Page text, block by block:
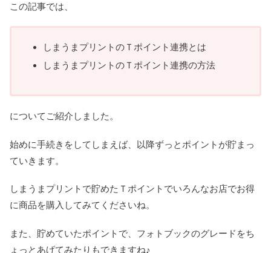
この記事では、
しまうまプリントのＴポイント連携とは
しまうまプリントのＴポイント連携の方法
についてご紹介しました。
始めに手続きをしてしまえば、以降ずっとポイントが貯まっ
ていきます。
しまうまプリントで貯めたＴポイントでいろんなお店でお得
に商品を購入してみてくださいね。
また、貯めていたポイントで、フォトブックのグレードをち
ょっとあげてみたりもできますね♪